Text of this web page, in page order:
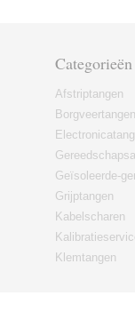
Categorieën
Afstriptangen
Borgveertangen
Geïsoleerde-
Grijptangen
Kabelscharen
Klemtangen